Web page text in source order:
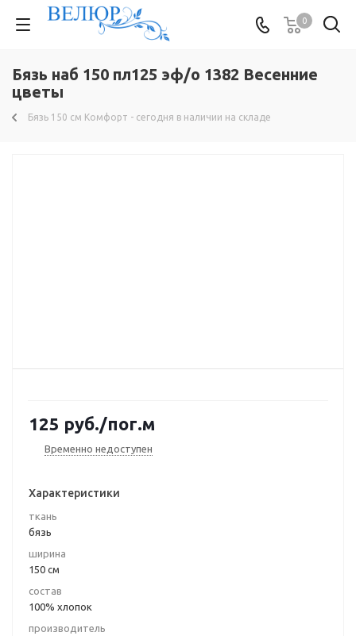
0
Бязь наб 150 пл125 эф/о 1382 Весенние
цветы
Бязь 150 см Комфорт - сегодня в наличии на складе
125 руб./пог.м
Временно недоступен
Характеристики
ткань
бязь
ширина
150 см
состав
100% хлопок
производитель